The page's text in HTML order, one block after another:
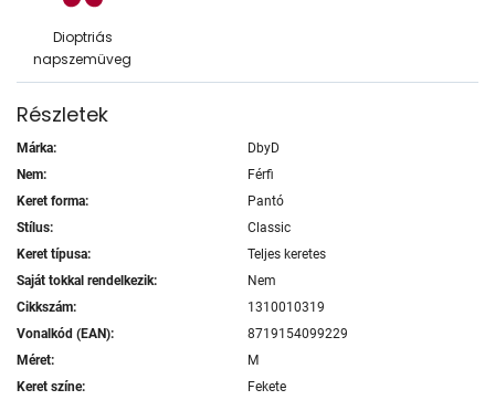
Dioptriás
napszemüveg
Részletek
Márka:
DbyD
Nem:
Férfi
Keret forma:
Pantó
Stílus:
Classic
Keret típusa:
Teljes keretes
Saját tokkal rendelkezik:
Nem
Cikkszám:
1310010319
Vonalkód (EAN):
8719154099229
Méret:
M
Keret színe:
Fekete